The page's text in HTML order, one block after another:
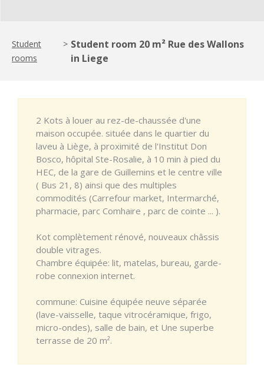
Student
rooms
> Student room 20 m² Rue des Wallons
in Liege
2 Kots à louer au rez-de-chaussée d'une
maison occupée. située dans le quartier du
laveu à Liège, à proximité de l'Institut Don
Bosco, hôpital Ste-Rosalie, à 10 min à pied du
HEC, de la gare de Guillemins et le centre ville
( Bus 21, 8) ainsi que des multiples
commodités (Carrefour market, Intermarché,
pharmacie, parc Comhaire , parc de cointe ... ).
Kot complètement rénové, nouveaux châssis
double vitrages.
Chambre équipée: lit, matelas, bureau, garde-
robe connexion internet.
commune: Cuisine équipée neuve séparée
(lave-vaisselle, taque vitrocéramique, frigo,
micro-ondes), salle de bain, et Une superbe
terrasse de 20 m².